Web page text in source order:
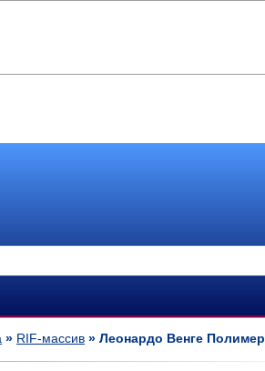
» RIF-массив » Леонардо Венге Полимер